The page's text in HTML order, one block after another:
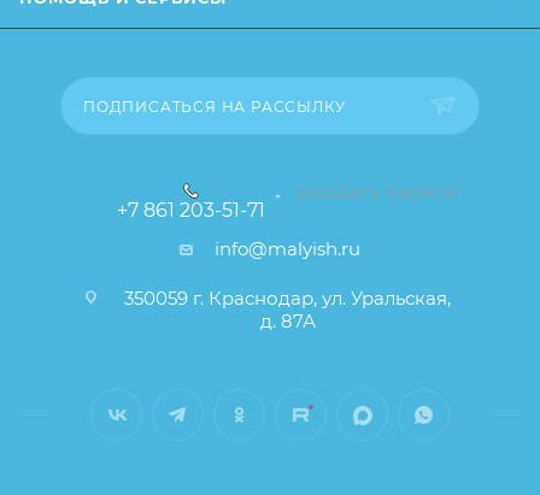
свойства и иные существенные элементы товара и
ПОДПИСАТЬСЯ НА РАССЫЛКУ
+7 861 203-51-71
ЗАКАЗАТЬ ЗВОНОК
info@malyish.ru
350059 г. Краснодар, ул. Уральская,
д. 87А